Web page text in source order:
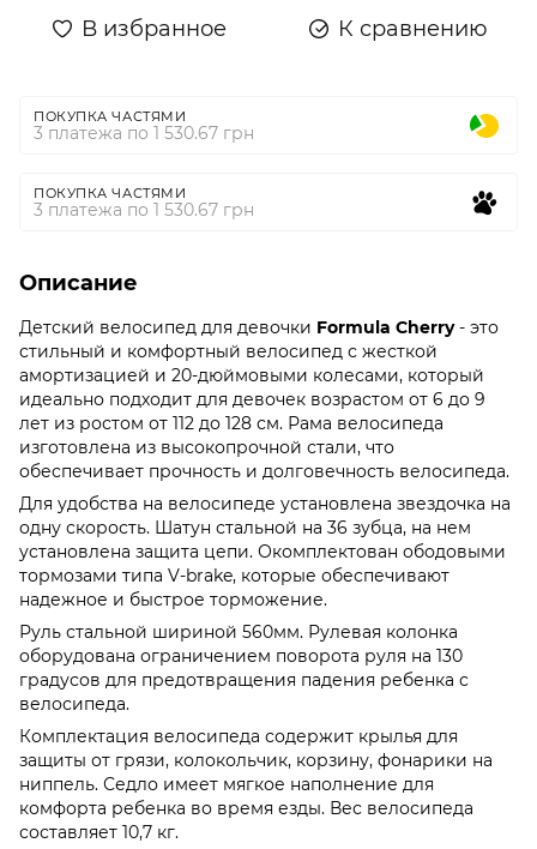
В избранное К сравнению
ПОКУПКА ЧАСТЯМИ
3 платежа по 1 530.67 грн
ПОКУПКА ЧАСТЯМИ
3 платежа по 1 530.67 грн
Описание
Детский велосипед для девочки Formula Cherry- это
стильный и комфортный велосипед с жесткой
амортизацией и 20-дюймовыми колесами, который
идеально подходит для девочек возрастом от 6 до 9
лет из ростом от 112 до 128 см. Рама велосипеда
изготовлена из высокопрочной стали, что
обеспечивает прочность и долговечность велосипеда.
Для удобства на велосипеде установлена звездочка на
одну скорость. Шатун стальной на 36 зубца, на нем
установлена защита цепи. Окомплектован ободовыми
тормозами типа V-brake, которые обеспечивают
надежное и быстрое торможение.
Руль стальной шириной 560мм. Рулевая колонка
оборудована ограничением поворота руля на 130
градусов для предотвращения падения ребенка с
велосипеда.
Комплектация велосипеда содержит крылья для
защиты от грязи, колокольчик, корзину, фонарики на
ниппель. Седло имеет мягкое наполнение для
комфорта ребенка во время езды. Вес велосипеда
составляет 10,7 кг.